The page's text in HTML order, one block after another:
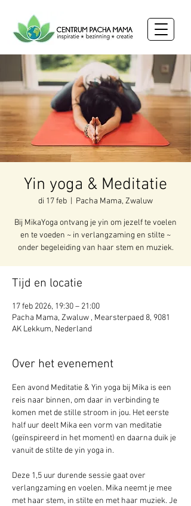
Yin yoga & Meditatie
di 17 feb Pacha Mama, Zwaluw
Bij MikaYoga ontvang je yin om jezelf te voelen
en te voeden ~ in verlangzaming en stilte ~
onder begeleiding van haar stem en muziek.
Tijd en locatie
17 feb 2026, 19:30 – 21:00
Pacha Mama, Zwaluw , Mearsterpaed 8, 9081
AK Lekkum, Nederland
Over het evenement
Een avond Meditatie & Yin yoga bij Mika is een
reis naar binnen, om daar in verbinding te
komen met de stille stroom in jou. Het eerste
half uur deelt Mika een vorm van meditatie
(geïnspireerd in het moment) en daarna duik je
vanuit de stilte de yin yoga in.
Deze 1,5 uur durende sessie gaat over
verlangzaming en voelen. Mika neemt je mee
met haar stem, in stilte en met haar muziek. Je